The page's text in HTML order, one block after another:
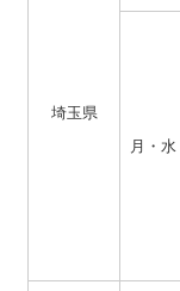
埼玉県
月・